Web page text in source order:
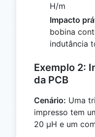
H/m
Impacto
bobina
indutância
Exemplo 2:
da PCB
Cenário: Uma
impresso tem
20 µH e um